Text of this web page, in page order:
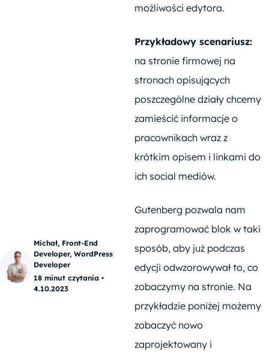
Michał, Front-End
Developer, WordPress
Developer
18 minut czytania •
4.10.2023
możliwości edytora.
Przykładowy scenariusz:
na stronie firmowej na
stronach opisujących
poszczególne działy chcemy
zamieścić informacje o
pracownikach wraz z
krótkim opisem i linkami do
ich social mediów.
Gutenberg pozwala nam
zaprogramować blok w taki
sposób, aby już podczas
edycji odwzorowywał to, co
zobaczymy na stronie. Na
przykładzie poniżej możemy
zobaczyć nowo
zaprojektowany i